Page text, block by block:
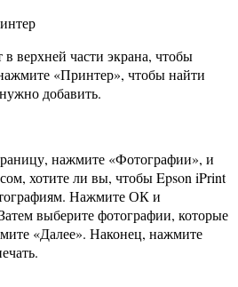
верхней части экрана, чтобы
«Принтер», чтобы найти
добавить.
нажмите «Фотографии», и
хотите ли вы, чтобы Epson iPrint
Нажмите ОК и
выберите фотографии, которые
«Далее». Наконец, нажмите